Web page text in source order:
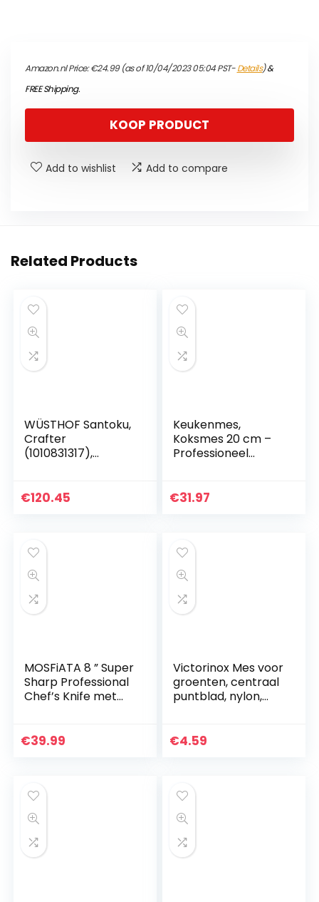
Amazon.nl Price:€24.99(as of 10/04/2023 05:04 PST-Details)&
FREE Shipping.
KOOP PRODUCT
Add to wishlist Add to compare
Related Products
WÜSTHOF Santoku,
Crafter
(1010831317),
handvat van
€120.45
Keukenmes,
Koksmes 20 cm –
Professioneel
met Hoog
€31.97
MOSFiATA 8 ” Super
Sharp Professional
Chef’s Knife met
high carbon
geschenkdoos
€39.99
Victorinox Mes voor
groenten, centraal
puntblad, nylon,
€4.59